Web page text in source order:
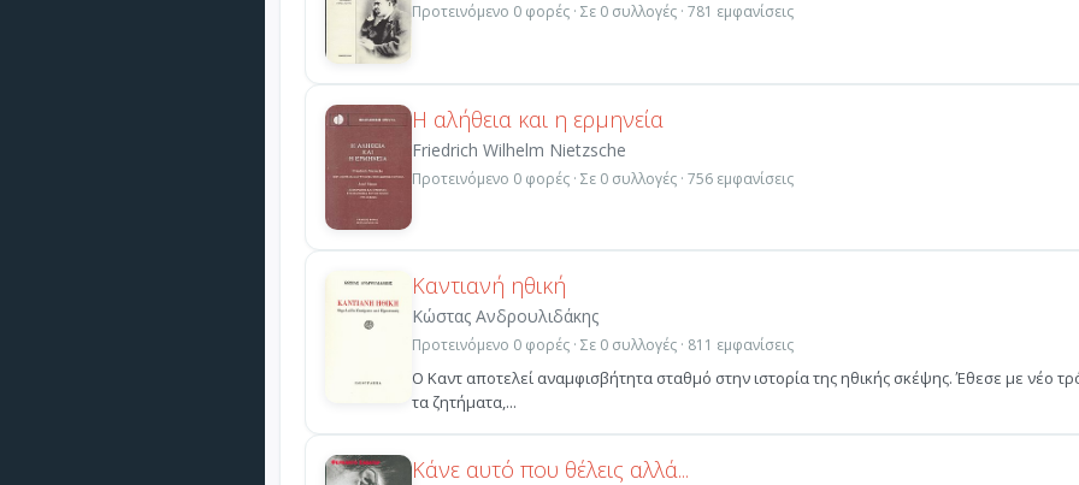
Προτεινόμενο 0 φορές · Σε 0 συλλογές · 781 εμφανίσεις
Η αλήθεια και η ερμηνεία
Friedrich Wilhelm Nietzsche
Προτεινόμενο 0 φορές · Σε 0 συλλογές · 756 εμφανίσεις
Καντιανή ηθική
Κώστας Ανδρουλιδάκης
Προτεινόμενο 0 φορές · Σε 0 συλλογές · 811 εμφανίσεις
Ο Καντ αποτελεί αναμφισβήτητα σταθμό στην ιστορία της ηθικής σκέψης. Έθεσε με νέο
τα ζητήματα,...
Κάνε αυτό που θέλεις αλλά...